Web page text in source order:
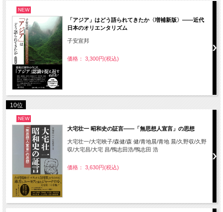
NEW
「アジア」はどう語られてきたか〈増補新版〉――近代
日本のオリエンタリズム
子安宣邦
価格： 3,300円(税込)
10位
NEW
大宅壮一 昭和史の証言――「無思想人宣言」の思想
大宅壮一/大宅映子/森健/森 健/青地晨/青地 晨/久野収/久野
収/大宅昌/大宅 昌/鴨志田浩/鴨志田 浩
価格： 3,630円(税込)